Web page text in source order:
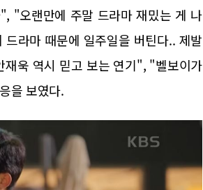
"오랜만에 주말 드라마 재밌는 게 나
라마 때문에 일주일을 버틴다.. 제발
욱 역시 믿고 보는 연기", "벨보이가
을 보였다.